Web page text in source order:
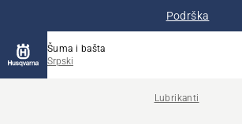
Podrška
Šuma i bašta
Srpski
Lubrikanti